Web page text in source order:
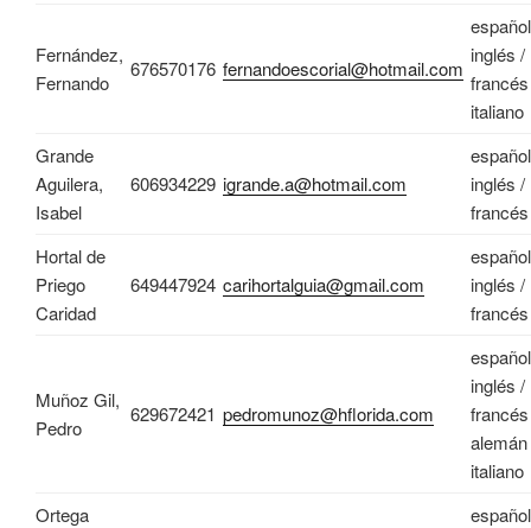
Fernández,
Fernando
676570176 fernandoescorial@hotmail.com
inglés /
italiano
Grande
Aguilera,
Isabel
606934229 igrande.a@hotmail.com
inglés /
francés
Hortal de
Priego
Caridad
649447924 carihortalguia@gmail.com
inglés /
francés
Muñoz Gil,
Pedro
629672421 pedromunoz@hflorida.com
inglés /
italiano
Ortega